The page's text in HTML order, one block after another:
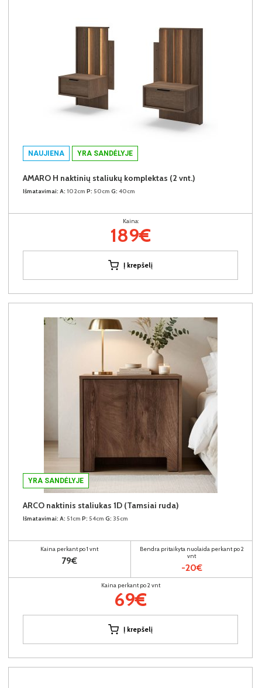
NAUJIENA YRA SANDĖLYJE
AMARO H naktinių staliukų komplektas (2 vnt.)
Išmatavimai: A: 102cm P: 50cm G: 40cm
Kaina:
189€
Į krepšelį
YRA SANDĖLYJE
ARCO naktinis staliukas 1D (Tamsiai ruda)
Išmatavimai: A: 51cm P: 54cm G: 35cm
Kaina perkant po 1 vnt
79€
Bendra pritaikyta nuolaida perkant po 2
vnt
-20€
Kaina perkant po 2 vnt
69€
Į krepšelį